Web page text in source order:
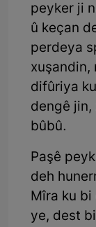
peyker ji
û keçan
perdeya
xuşandin,
difûriya
dengê
bûbû.
Paşê
deh
Mîra ku bi
ye, dest